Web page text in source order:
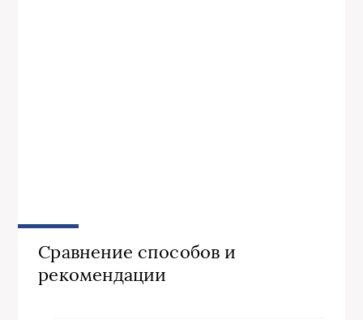
Сравнение способов и
рекомендации